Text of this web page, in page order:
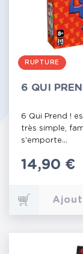
RUPTURE
6 QUI
6 Qui Prend !
très simple,
s'emporte...
Prix
14,90 €